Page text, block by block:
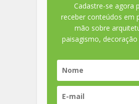
Cadastre-se agora
receber conteúdos em
mão sobre
paisagismo, decoração